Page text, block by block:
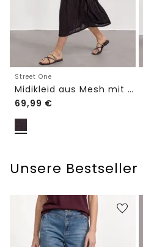
Street One
Midikleid aus Mesh mit Leo-Print
69,99 €
Unsere Bestseller